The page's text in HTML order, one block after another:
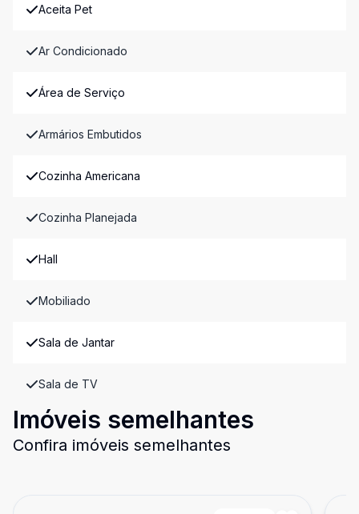
Aceita Pet
Ar Condicionado
Área de Serviço
Armários Embutidos
Cozinha Americana
Cozinha Planejada
Hall
Mobiliado
Sala de Jantar
Sala de TV
Imóveis semelhantes
Confira imóveis semelhantes